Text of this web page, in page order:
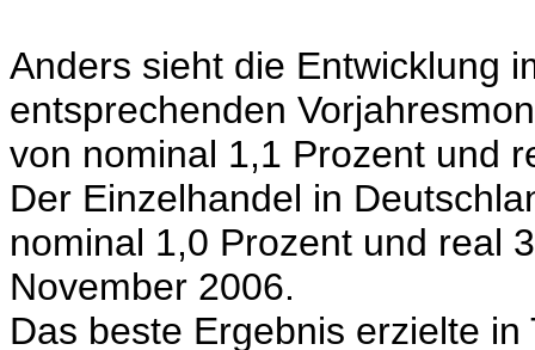
Anders sieht die Entwicklung
entsprechenden
von nominal 1,1 Prozent und
Der Einzelhandel in
nominal 1,0 Prozent und real
November 2006.
Das beste Ergebnis erzielte